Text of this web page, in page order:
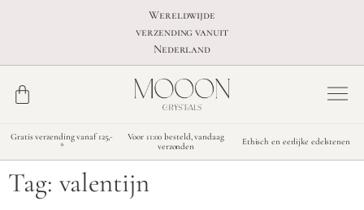
Wereldwijde
verzending vanuit
Nederland
Gratis verzending vanaf 125,-
*
Voor 11:00 besteld, vandaag
verzonden
Ethisch en eerlijke edelstenen
Tag: valentijn